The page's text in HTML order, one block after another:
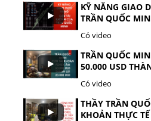
KỸ NĂNG GIAO
TRẦN QUỐC
Có video
TRẦN QUỐC
50.000 USD
Có video
THẦY TRẦN
KHOẢN THỰC TẾ